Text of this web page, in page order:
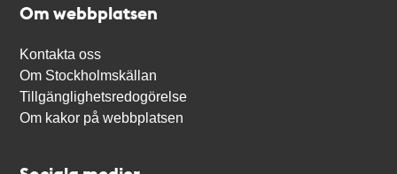
Om webbplatsen
Kontakta oss
Om Stockholmskällan
Tillgänglighetsredogörelse
Om kakor på webbplatsen